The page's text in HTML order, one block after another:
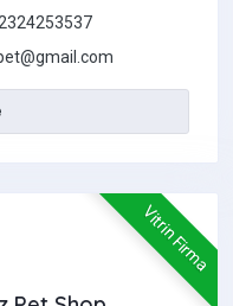
Vitrin Firma